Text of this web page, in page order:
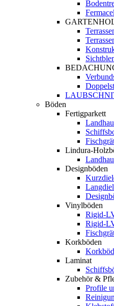
Böden
Fertigparkett
Lindura-
Designböden
Vinylböden
Rigid-
Rigid-
Korkböden
Laminat
Zubehör &
Profile